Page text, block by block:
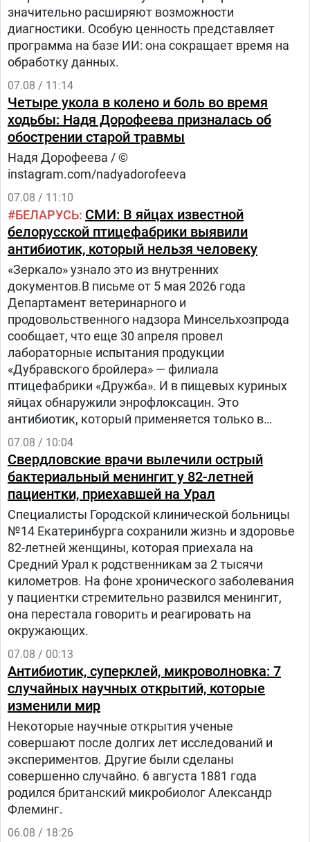
значительно расширяют возможности
диагностики. Особую ценность представляет
программа на базе ИИ: она сокращает время на
обработку данных.
07.08 / 11:14
Четыре укола в колено и боль во время
ходьбы: Надя Дорофеева призналась об
обострении старой травмы
Надя Дорофеева / ©
instagram.com/nadyadorofeeva
07.08 / 11:10
БЕЛАРУСЬ СМИ: В яйцах известной
белорусской птицефабрики выявили
антибиотик, который нельзя человеку
«Зеркало» узнало это из внутренних
документов.В письме от 5 мая 2026 года
Департамент ветеринарного и
продовольственного надзора Минсельхозпрода
сообщает, что еще 30 апреля провел
лабораторные испытания продукции
«Дубравского бройлера» — филиала
птицефабрики «Дружба». И в пищевых куриных
яйцах обнаружили энрофлоксацин. Это
антибиотик, который применяется только в
ветеринарии для лечения сельскохозяйственных,
домашних животных и птиц.
07.08 / 10:04
Свердловские врачи вылечили острый
бактериальный менингит у 82-летней
пациентки, приехавшей на Урал
Специалисты Городской клинической больницы
№14 Екатеринбурга сохранили жизнь и здоровье
82-летней женщины, которая приехала на
Средний Урал к родственникам за 2 тысячи
километров. На фоне хронического заболевания
у пациентки стремительно развился менингит,
она перестала говорить и реагировать на
окружающих.
07.08 / 00:13
Антибиотик, суперклей, микроволновка: 7
случайных научных открытий, которые
изменили мир
Некоторые научные открытия ученые
совершают после долгих лет исследований и
экспериментов. Другие были сделаны
совершенно случайно. 6 августа 1881 года
родился британский микробиолог Александр
Флеминг.
06.08 / 18:26